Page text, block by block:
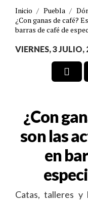
Inicio / Puebla /
¿Con ganas de café?
barras de café de
VIERNES, 3 JULIO,
¿Con
son las
en
Catas, talleres y